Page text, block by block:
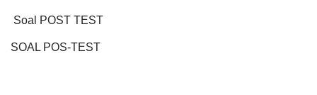
Soal POST TEST
SOAL POS-TEST